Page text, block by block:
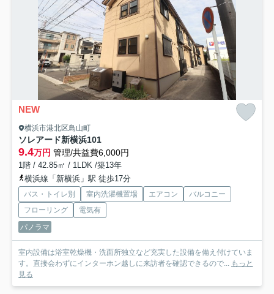
NEW
横浜市港北区鳥山町
ソレアード新横浜101
9.4万円 管理/共益費6,000円
1階 / 42.85㎡ / 1LDK /築13年
横浜線「新横浜」駅 徒歩17分
バス・トイレ別 室内洗濯機置場 エアコン
バルコニー
フローリング
電気有
パノラマ
室内設備は浴室乾燥機・洗面所独立など充実した設備を備え付けていま
す。直接会わずにインターホン越しに来訪者を確認できるので... もっと
見る